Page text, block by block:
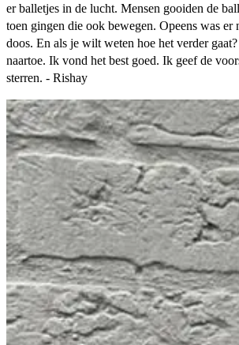
er balletjes in de lucht. Mensen gooiden de
toen gingen die ook bewegen. Opeens was er
doos. En als je wilt weten hoe het verder
naartoe. Ik vond het best goed. Ik geef de
sterren. - Rishay